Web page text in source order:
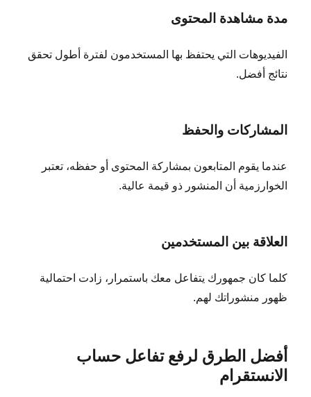
مدة مشاهدة المحتوى
الفيديوهات التي يحتفظ بها المستخدمون لفترة أطول تحقق
نتائج أفضل.
المشاركات والحفظ
عندما يقوم المتابعون بمشاركة المحتوى أو حفظه، تعتبر
الخوارزمية أن المنشور ذو قيمة عالية.
العلاقة بين المستخدمين
كلما كان جمهورك يتفاعل معك باستمرار، زادت احتمالية
ظهور منشوراتك لهم.
أفضل الطرق لرفع تفاعل حساب
الانستقرام